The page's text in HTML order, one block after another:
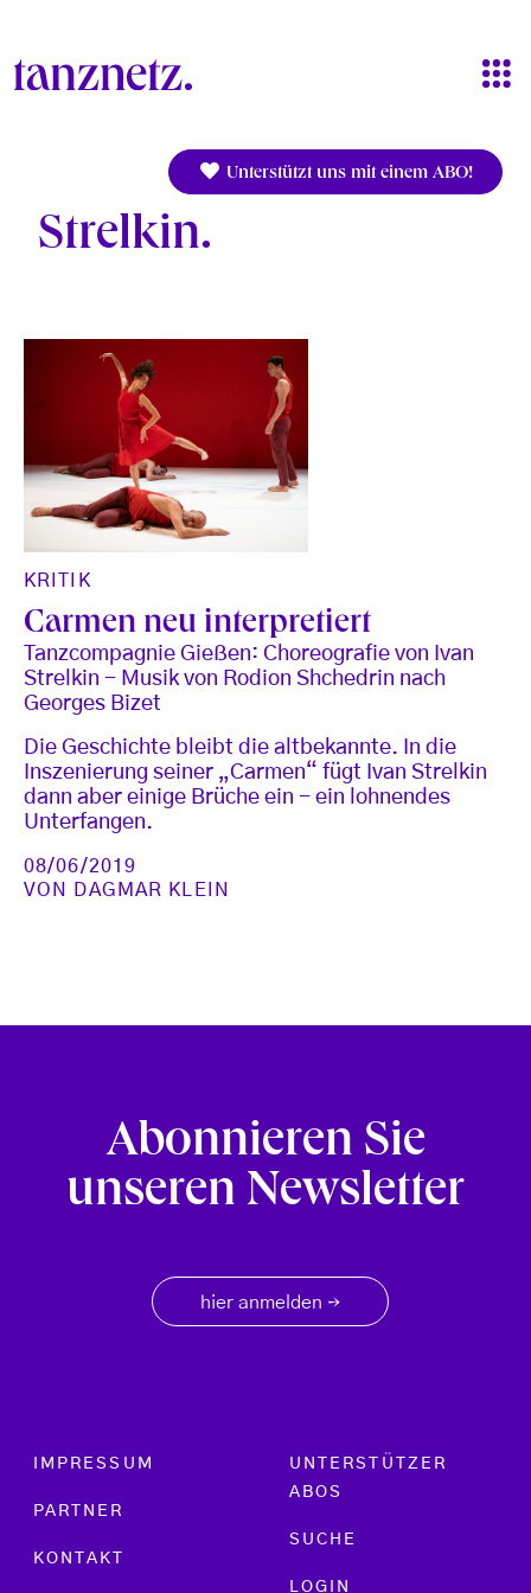
Unterstützt uns mit einem ABO!
Strelkin
KRITIK
Carmen neu interpretiert
Tanzcompagnie Gießen: Choreografie von Ivan
Strelkin - Musik von Rodion Shchedrin nach
Georges Bizet
Die Geschichte bleibt die altbekannte. In die
Inszenierung seiner „Carmen“ fügt Ivan Strelkin
dann aber einige Brüche ein - ein lohnendes
Unterfangen.
08/06/2019
VON
DAGMAR KLEIN
Abonnieren Sie
unseren Newsletter
hier anmelden →
Footer menu
IMPRESSUM
PARTNER
KONTAKT
UNTERSTÜTZER
ABOS
SUCHE
LOGIN